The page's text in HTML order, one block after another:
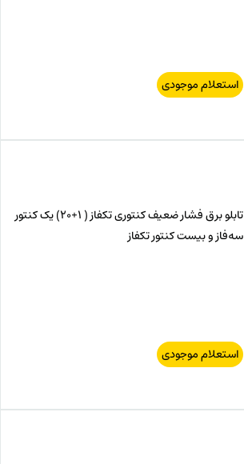
استعلام موجودی
تابلو برق فشار ضعیف کنتوری تکفاز ( 1+20) یک کنتور
سه‌فاز و بیست کنتور تکفاز
استعلام موجودی